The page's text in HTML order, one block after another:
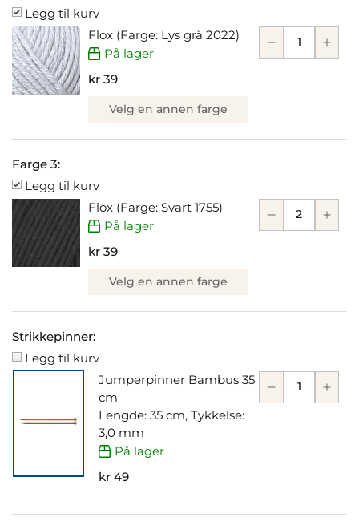
Legg til kurv
Flox (Farge: Lys grå 2022)
På lager
kr 39
Velg en annen farge
Farge 3:
Legg til kurv
Flox (Farge: Svart 1755)
På lager
kr 39
Velg en annen farge
Strikkepinner:
Legg til kurv
Jumperpinner Bambus 35
cm
Lengde: 35 cm, Tykkelse:
3,0 mm
På lager
kr 49